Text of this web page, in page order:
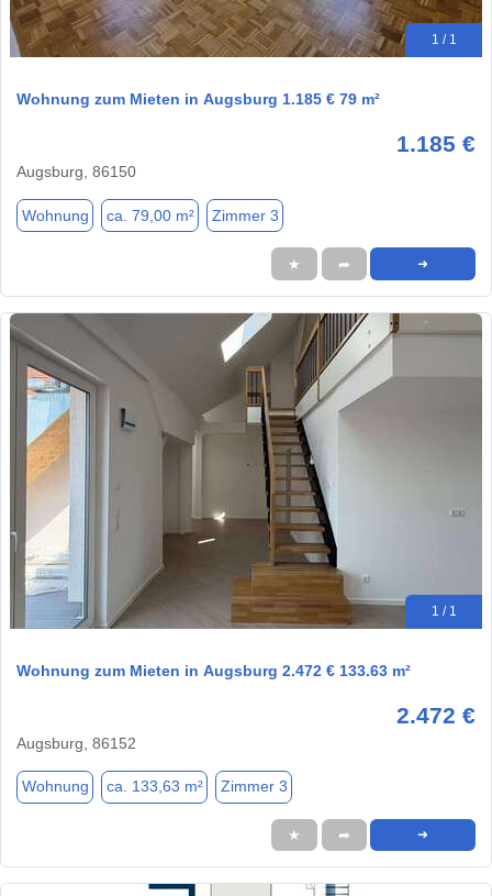
1 / 1
Wohnung zum Mieten in Augsburg 1.185 € 79 m²
1.185 €
Augsburg, 86150
Wohnung ca. 79,00 m² Zimmer 3
★ ➦ ➜
1 / 1
Wohnung zum Mieten in Augsburg 2.472 € 133.63 m²
2.472 €
Augsburg, 86152
Wohnung ca. 133,63 m² Zimmer 3
★ ➦ ➜